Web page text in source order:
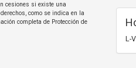
cesiones si existe una
como se indica en la
completa de Protección de
L-